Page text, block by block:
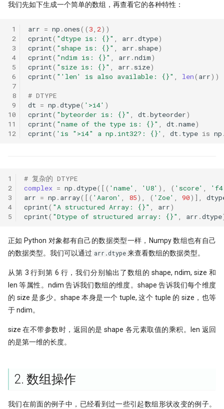
我们先如下生成一个简单的数组，再查看它的各种特性：
1
2
3
4
5
6
7
8
9
10
11
12
arr = np .ones(( 3 2))
cprint( "dtype is: {}" arr .dtype)
cprint( "shape is: {}" arr . shape)
cprint( "ndim is: {}" arr .ndim)
cprint( "size is: {}" arr . size)
cprint( "'len' is also available: {}" len( arr))
# DTYPE
dt = np .dtype( '>i4' )
cprint( "byteorder is: {}" dt .byteorder)
cprint( "name of the type is: {}" dt .name)
cprint( 'is ">i4" a np.int32?: {}' dt . type is np
1
2
3
4
5
# 复杂的 DTYPE
complex = np .dtype([( 'name' 'U8' ), ( 'score'
arr = np . array([( 'Aaron' 85), ( 'Zoe' 90)],
cprint( "A structured Array: {}" arr)
cprint( "Dtype of structured array: {}" arr .dtype
正如 Python 对象都有自己的数据类型一样，Numpy 数组也有自己
的数据类型。我们可以通过 arr.dtype 来查看数组的数据类型。
从第 3 行到第 6 行，我们分别输出了数组的 shape, ndim, size 和
len 等属性。ndim 告诉我们数组的维度。shape 告诉我们每个维度
的 size 是多少。shape 本身是一个 tuple, 这个 tuple 的 size，也等
于 ndim。
size 在不带参数时，返回的是 shape 各元素取值的乘积。len 返回
的是第一维的长度。
2. 数组操作
我们在前面的例子中，已经看到过一些引起数组形状改变的例子。